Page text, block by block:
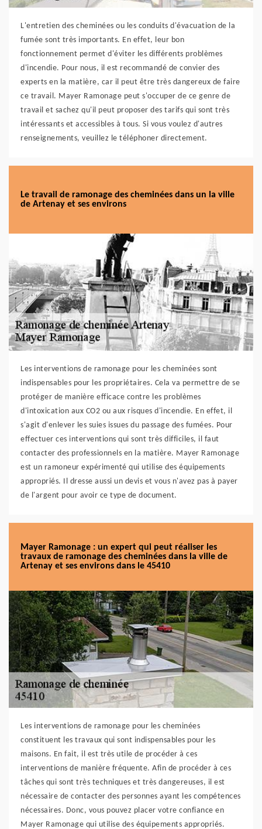
L'entretien des cheminées ou les conduits d'évacuation de la
fumée sont très importants. En effet, leur bon
fonctionnement permet d'éviter les différents problèmes
d'incendie. Pour nous, il est recommandé de convier des
experts en la matière, car il peut être très dangereux de faire
ce travail. Mayer Ramonage peut s'occuper de ce genre de
travail et sachez qu'il peut proposer des tarifs qui sont très
intéressants et accessibles à tous. Si vous voulez d'autres
renseignements, veuillez le téléphoner directement.
Le travail de ramonage des cheminées dans un la ville
de Artenay et ses environs
Les interventions de ramonage pour les cheminées sont
indispensables pour les propriétaires. Cela va permettre de se
protéger de manière efficace contre les problèmes
d'intoxication aux CO2 ou aux risques d'incendie. En effet, il
s'agit d'enlever les suies issues du passage des fumées. Pour
effectuer ces interventions qui sont très difficiles, il faut
contacter des professionnels en la matière. Mayer Ramonage
est un ramoneur expérimenté qui utilise des équipements
appropriés. Il dresse aussi un devis et vous n'avez pas à payer
de l'argent pour avoir ce type de document.
Mayer Ramonage : un expert qui peut réaliser les
travaux de ramonage des cheminées dans la ville de
Artenay et ses environs dans le 45410
Les interventions de ramonage pour les cheminées
constituent les travaux qui sont indispensables pour les
maisons. En fait, il est très utile de procéder à ces
interventions de manière fréquente. Afin de procéder à ces
tâches qui sont très techniques et très dangereuses, il est
nécessaire de contacter des personnes ayant les compétences
nécessaires. Donc, vous pouvez placer votre confiance en
Mayer Ramonage qui utilise des équipements appropriés.